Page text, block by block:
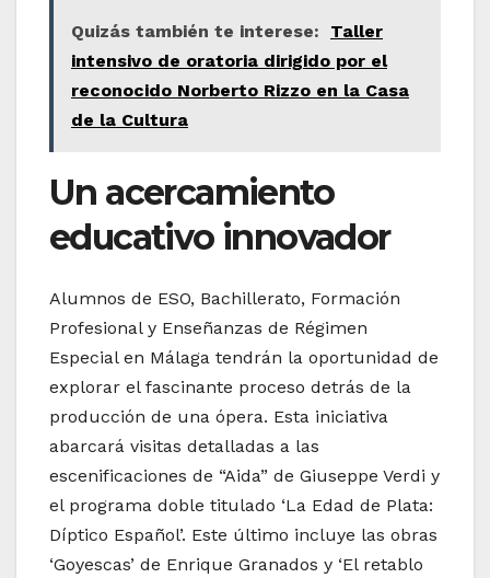
Quizás también te interese:
Taller
intensivo de oratoria dirigido por el
reconocido Norberto Rizzo en la Casa
de la Cultura
Un acercamiento
educativo innovador
Alumnos de ESO, Bachillerato, Formación
Profesional y Enseñanzas de Régimen
Especial en Málaga tendrán la oportunidad de
explorar el fascinante proceso detrás de la
producción de una ópera. Esta iniciativa
abarcará visitas detalladas a las
escenificaciones de “Aida” de Giuseppe Verdi y
el programa doble titulado ‘La Edad de Plata:
Díptico Español’. Este último incluye las obras
‘Goyescas’ de Enrique Granados y ‘El retablo